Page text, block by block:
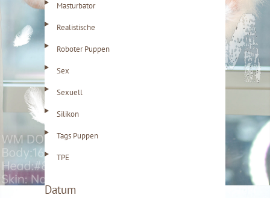
Masturbator
Realistische
Roboter Puppen
Sex
Sexuell
Silikon
Tags Puppen
TPE
Datum